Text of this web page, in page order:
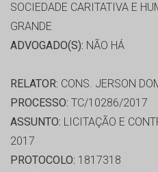
SOCIEDADE CARITATIVA E
GRANDE
ADVOGADO(S): NÃO HÁ
RELATOR: CONS. JERSON
PROCESSO: TC/10286/2017
ASSUNTO: LICITAÇÃO E
2017
PROTOCOLO: 1817318